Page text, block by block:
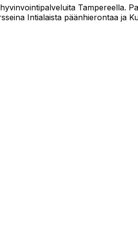
Tampereella.
Intialaista päänhierontaa ja